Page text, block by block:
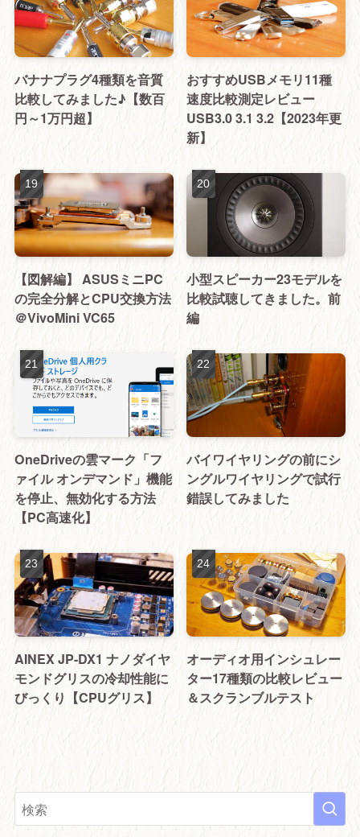
バナナプラグ4種類を音質
比較してみました♪【数百
円～1万円超】
おすすめUSBメモリ11種
速度比較測定レビュー
USB3.0 3.1 3.2【2023年更
新】
【図解編】 ASUSミニPC
の完全分解とCPU交換方法
＠VivoMini VC65
小型スピーカー23モデルを
比較試聴してきました。前
編
OneDriveの雲マーク「フ
ァイル オンデマンド」機能
を停止、無効化する方法
【PC高速化】
バイワイヤリングの前にシ
ングルワイヤリングで試行
錯誤してみました
AINEX JP-DX1 ナノダイヤ
モンドグリスの冷却性能に
びっくり【CPUグリス】
オーディオ用インシュレー
ター17種類の比較レビュー
＆スクランブルテスト